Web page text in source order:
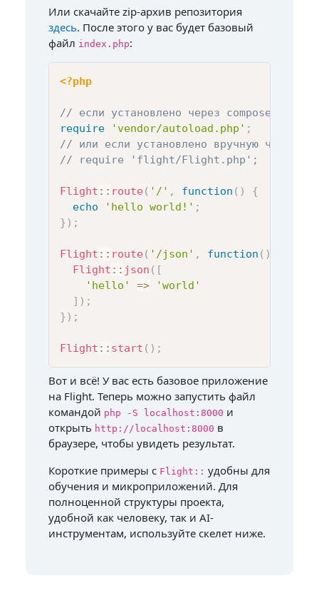
Или скачайте zip-архив репозитория
здесь. После этого у вас будет базовый
файл index.php:
<?php
// если установлено через composer
require
'vendor/autoload.php' ;
// или если установлено вручную через
// require 'flight/Flight.php';
Flight :: route( '/' , function ( )
{
echo
'hello world!' ;
} ) ;
Flight :: route( '/json' , function ( )
Flight :: json ( [
'hello'
=>
'world'
] ) ;
} ) ;
Flight :: start ( ) ;
Вот и всё! У вас есть базовое приложение
на Flight. Теперь можно запустить файл
командой php -S localhost:8000 и
открыть http://localhost:8000 в
браузере, чтобы увидеть результат.
Короткие примеры с Flight:: удобны для
обучения и микроприложений. Для
полноценной структуры проекта,
удобной как человеку, так и AI-
инструментам, используйте скелет ниже.